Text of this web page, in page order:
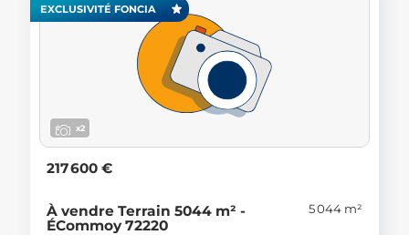
EXCLUSIVITÉ FONCIA
x2
217 600 €
À vendre Terrain 5044 m² -
ÉCommoy 72220
5 044 m²